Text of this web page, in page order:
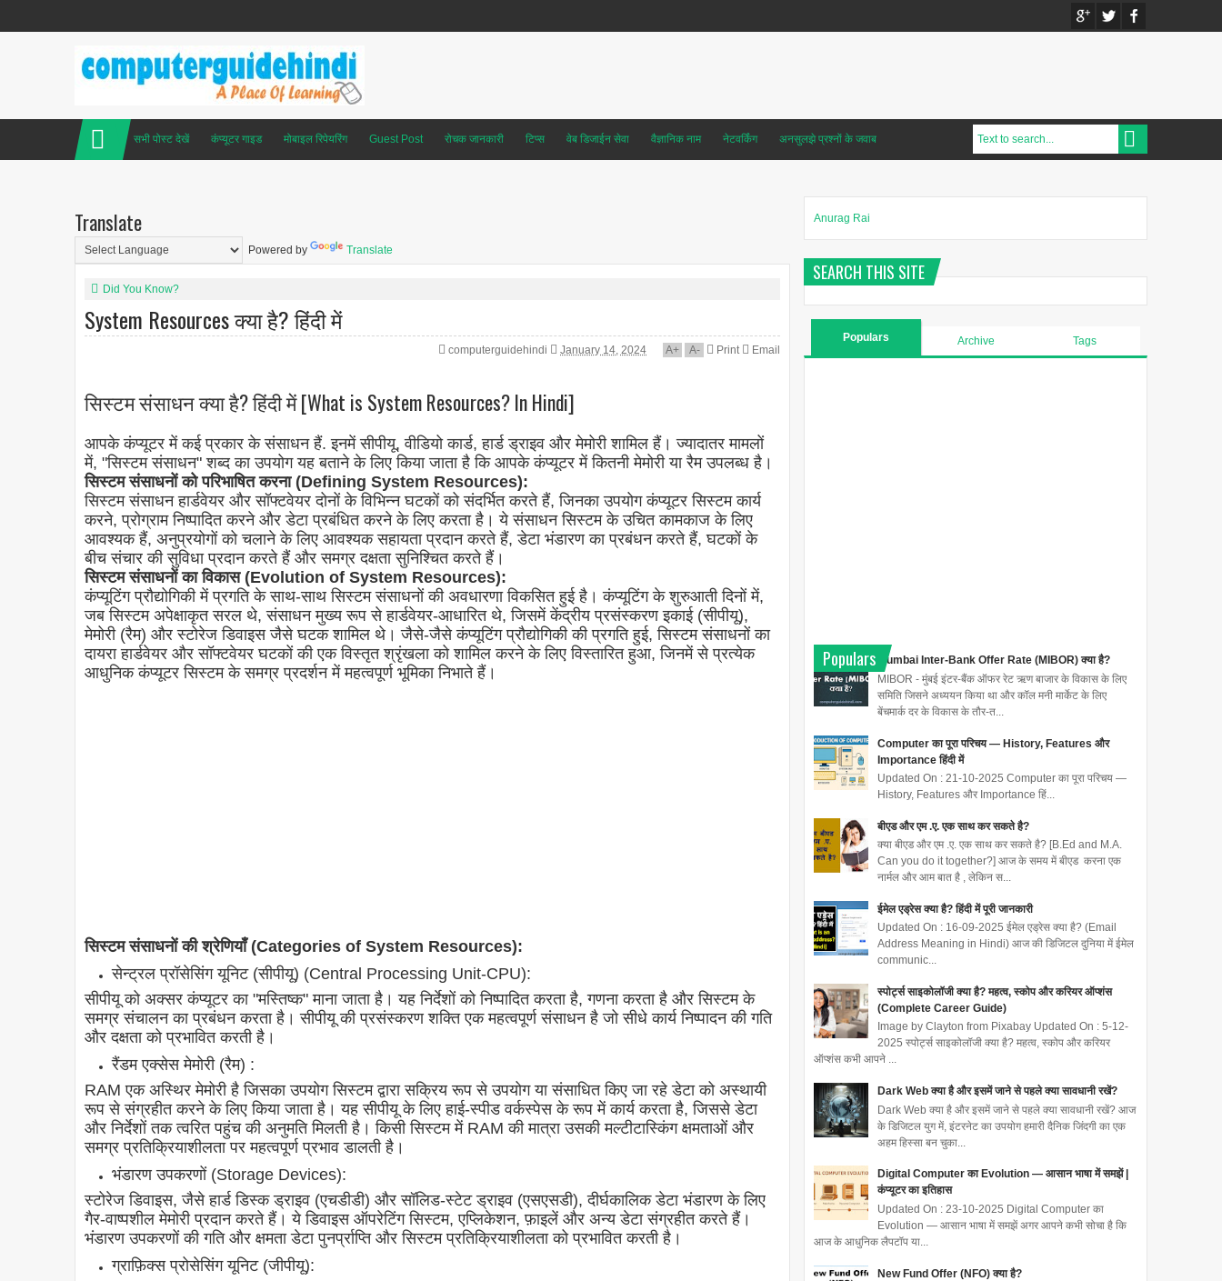
सभी पोस्ट देखें कंप्यूटर गाइड मोबाइल रिपेयरिंग Guest Post रोचक जानकारी टिप्स वेब डिजाईन सेवा वैज्ञानिक नाम नेटवर्किंग अनसुलझे प्रश्नों के जवाब
Translate
Powered by Translate
Did You Know?
System Resources क्या है? हिंदी में
computerguidehindi January 14, 2024 A+ A- Print Email
सिस्टम संसाधन क्या है? हिंदी में [What is System Resources? In Hindi]
आपके कंप्यूटर में कई प्रकार के संसाधन हैं. इनमें सीपीयू, वीडियो कार्ड, हार्ड ड्राइव और मेमोरी शामिल हैं। ज्यादातर मामलों
में, "सिस्टम संसाधन" शब्द का उपयोग यह बताने के लिए किया जाता है कि आपके कंप्यूटर में कितनी मेमोरी या रैम उपलब्ध है।
सिस्टम संसाधनों को परिभाषित करना (Defining System Resources):
सिस्टम संसाधन हार्डवेयर और सॉफ्टवेयर दोनों के विभिन्न घटकों को संदर्भित करते हैं, जिनका उपयोग कंप्यूटर सिस्टम कार्य
करने, प्रोग्राम निष्पादित करने और डेटा प्रबंधित करने के लिए करता है। ये संसाधन सिस्टम के उचित कामकाज के लिए
आवश्यक हैं, अनुप्रयोगों को चलाने के लिए आवश्यक सहायता प्रदान करते हैं, डेटा भंडारण का प्रबंधन करते हैं, घटकों के
बीच संचार की सुविधा प्रदान करते हैं और समग्र दक्षता सुनिश्चित करते हैं।
सिस्टम संसाधनों का विकास (Evolution of System Resources):
कंप्यूटिंग प्रौद्योगिकी में प्रगति के साथ-साथ सिस्टम संसाधनों की अवधारणा विकसित हुई है। कंप्यूटिंग के शुरुआती दिनों में,
जब सिस्टम अपेक्षाकृत सरल थे, संसाधन मुख्य रूप से हार्डवेयर-आधारित थे, जिसमें केंद्रीय प्रसंस्करण इकाई (सीपीयू),
मेमोरी (रैम) और स्टोरेज डिवाइस जैसे घटक शामिल थे। जैसे-जैसे कंप्यूटिंग प्रौद्योगिकी की प्रगति हुई, सिस्टम संसाधनों का
दायरा हार्डवेयर और सॉफ्टवेयर घटकों की एक विस्तृत श्रृंखला को शामिल करने के लिए विस्तारित हुआ, जिनमें से प्रत्येक
आधुनिक कंप्यूटर सिस्टम के समग्र प्रदर्शन में महत्वपूर्ण भूमिका निभाते हैं।
सिस्टम संसाधनों की श्रेणियाँ (Categories of System Resources):
सेन्ट्रल प्रॉसेसिंग यूनिट (सीपीयू) (Central Processing Unit-CPU):
सीपीयू को अक्सर कंप्यूटर का "मस्तिष्क" माना जाता है। यह निर्देशों को निष्पादित करता है, गणना करता है और सिस्टम के
समग्र संचालन का प्रबंधन करता है। सीपीयू की प्रसंस्करण शक्ति एक महत्वपूर्ण संसाधन है जो सीधे कार्य निष्पादन की गति
और दक्षता को प्रभावित करती है।
रैंडम एक्सेस मेमोरी (रैम) :
RAM एक अस्थिर मेमोरी है जिसका उपयोग सिस्टम द्वारा सक्रिय रूप से उपयोग या संसाधित किए जा रहे डेटा को अस्थायी
रूप से संग्रहीत करने के लिए किया जाता है। यह सीपीयू के लिए हाई-स्पीड वर्कस्पेस के रूप में कार्य करता है, जिससे डेटा
और निर्देशों तक त्वरित पहुंच की अनुमति मिलती है। किसी सिस्टम में RAM की मात्रा उसकी मल्टीटास्किंग क्षमताओं और
समग्र प्रतिक्रियाशीलता पर महत्वपूर्ण प्रभाव डालती है।
भंडारण उपकरणों (Storage Devices):
स्टोरेज डिवाइस, जैसे हार्ड डिस्क ड्राइव (एचडीडी) और सॉलिड-स्टेट ड्राइव (एसएसडी), दीर्घकालिक डेटा भंडारण के लिए
गैर-वाष्पशील मेमोरी प्रदान करते हैं। ये डिवाइस ऑपरेटिंग सिस्टम, एप्लिकेशन, फ़ाइलें और अन्य डेटा संग्रहीत करते हैं।
भंडारण उपकरणों की गति और क्षमता डेटा पुनर्प्राप्ति और सिस्टम प्रतिक्रियाशीलता को प्रभावित करती है।
ग्राफ़िक्स प्रोसेसिंग यूनिट (जीपीयू):
Anurag Rai
SEARCH THIS SITE
Populars Archive Tags
Populars
Mumbai Inter-Bank Offer Rate (MIBOR) क्या है?
MIBOR - मुंबई इंटर-बैंक ऑफर रेट ऋण बाजार के विकास के लिए
समिति जिसने अध्ययन किया था और कॉल मनी मार्केट के लिए
बेंचमार्क दर के विकास के तौर-त...
Computer का पूरा परिचय — History, Features और
Importance हिंदी में
Updated On : 21-10-2025 Computer का पूरा परिचय —
History, Features और Importance हिं...
बीएड और एम .ए. एक साथ कर सकते है?
क्या बीएड और एम .ए. एक साथ कर सकते है? [B.Ed and M.A.
Can you do it together?] आज के समय में बीएड करना एक
नार्मल और आम बात है , लेकिन स...
ईमेल एड्रेस क्या है? हिंदी में पूरी जानकारी
Updated On : 16-09-2025 ईमेल एड्रेस क्या है? (Email
Address Meaning in Hindi) आज की डिजिटल दुनिया में ईमेल
communic...
स्पोर्ट्स साइकोलॉजी क्या है? महत्व, स्कोप और करियर ऑप्शंस
(Complete Career Guide)
Image by Clayton from Pixabay Updated On : 5-12-
2025 स्पोर्ट्स साइकोलॉजी क्या है? महत्व, स्कोप और करियर
ऑप्शंस कभी आपने ...
Dark Web क्या है और इसमें जाने से पहले क्या सावधानी रखें?
Dark Web क्या है और इसमें जाने से पहले क्या सावधानी रखें? आज
के डिजिटल युग में, इंटरनेट का उपयोग हमारी दैनिक जिंदगी का एक
अहम हिस्सा बन चुका...
Digital Computer का Evolution — आसान भाषा में समझें |
कंप्यूटर का इतिहास
Updated On : 23-10-2025 Digital Computer का
Evolution — आसान भाषा में समझें अगर आपने कभी सोचा है कि
आज के आधुनिक लैपटॉप या...
New Fund Offer (NFO) क्या है?